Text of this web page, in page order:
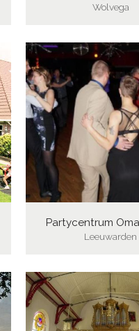
Wolvega
Partycentrum
Leeuwarden